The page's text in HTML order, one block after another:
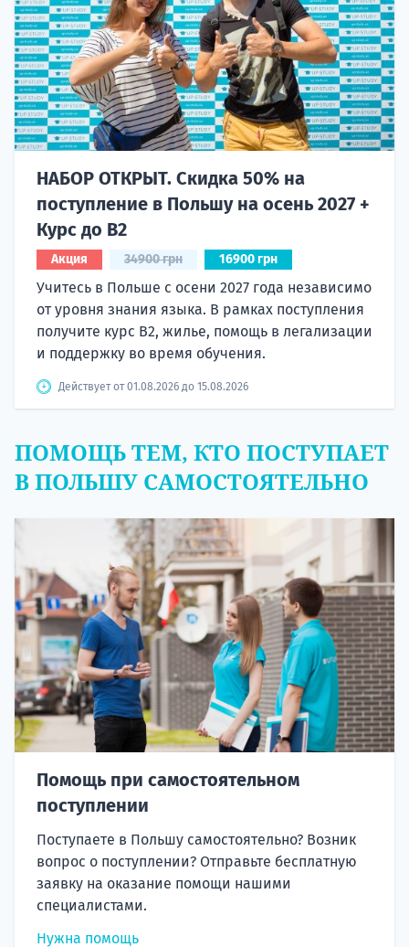
НАБОР ОТКРЫТ. Скидка 50% на
поступление в Польшу на осень 2027 +
Курс до B2
Акция 34900 грн 16900 грн
Учитесь в Польше с осени 2027 года независимо
от уровня знания языка. В рамках поступления
получите курс B2, жилье, помощь в легализации
и поддержку во время обучения.
Действует от 01.08.2026 до 15.08.2026
ПОМОЩЬ ТЕМ, КТО ПОСТУПАЕТ
В ПОЛЬШУ САМОСТОЯТЕЛЬНО
Помощь при самостоятельном
поступлении
Поступаете в Польшу самостоятельно? Возник
вопрос о поступлении? Отправьте бесплатную
заявку на оказание помощи нашими
специалистами.
Нужна помощь